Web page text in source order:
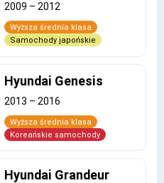
2009 – 2012
Wyższa średnia klasa
Samochody japońskie
Hyundai Genesis
2013 – 2016
Wyższa średnia klasa
Koreańskie samochody
Hyundai Grandeur